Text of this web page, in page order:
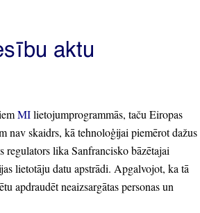
aktu
MIlietojumprogrammās, taču Eiropas
nav skaidrs, kā tehnoloģijai piemērot dažus
regulators lika Sanfrancisko bāzētajai
lietotāju datu apstrādi. Apgalvojot, ka tā
apdraudēt neaizsargātas personas un